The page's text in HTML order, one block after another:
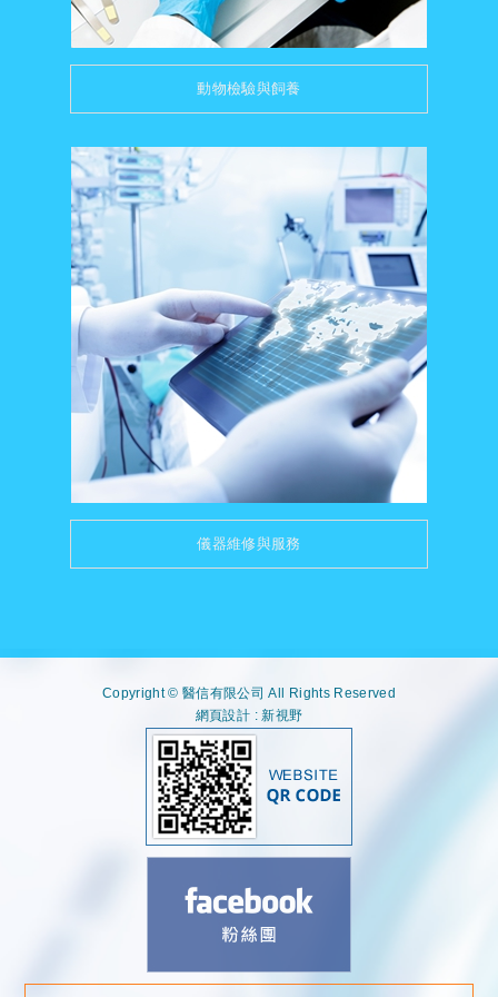
動物檢驗與飼養
儀器維修與服務
Copyright © 醫信有限公司 All Rights Reserved
網頁設計 : 新視野